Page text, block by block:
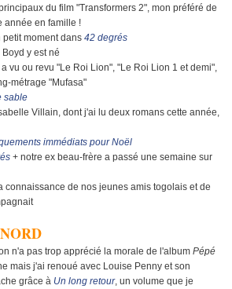
du film "Transformers 2", mon préféré de
année en famille !
petit moment dans 42 degrés
y est né
vu ou revu "Le Roi Lion", "Le Roi Lion 1 et demi",
métrage "Mufasa"
sable
Villain, dont j'ai lu deux romans cette année,
immédiats pour Noël
+ notre ex beau-frère a passé une semaine sur
connaissance de nos jeunes amis togolais et de
n'a pas trop apprécié la morale de l'album Pépé
mais j'ai renoué avec Louise Penny et son
grâce à Un long retour, un volume que je